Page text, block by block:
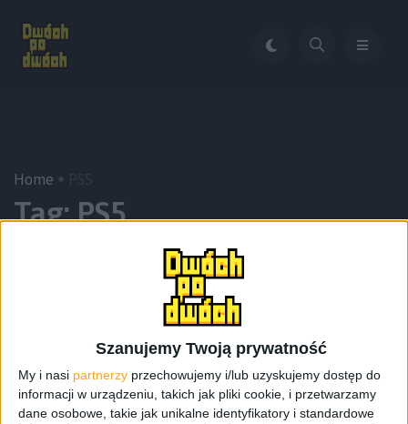
Szanujemy Twoją prywatność
My i nasi partnerzy przechowujemy i/lub uzyskujemy dostęp do
informacji w urządzeniu, takich jak pliki cookie, i przetwarzamy
dane osobowe, takie jak unikalne identyfikatory i standardowe
Home
Tag:PS5